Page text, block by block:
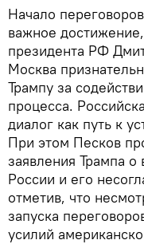
Начало
важное
президента РФ
Москва
Трампу за
процесса.
диалог как путь к
При этом Песков
заявления Трампа
России и его
отметив, что
запуска
усилий